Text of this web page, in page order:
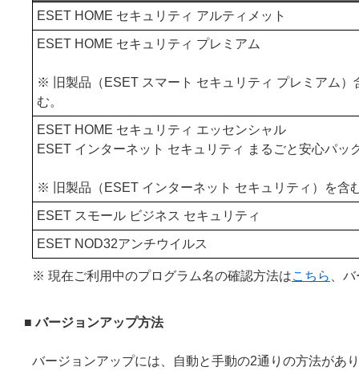
ESET HOME セキュリティ アルティメット
ESET HOME セキュリティ プレミアム
※ 旧製品（ESET スマート セキュリティ プレミアム）
む。
ESET HOME セキュリティ エッセンシャル
ESET インターネット セキュリティ まるごと安心パッ
※ 旧製品（ESET インターネット セキュリティ）を含
ESET スモール ビジネス セキュリティ
ESET NOD32アンチウイルス
※ 現在ご利用中のプログラム名の確認方法はこちら 、
■ バージョンアップ方法
バージョンアップには、自動と手動の2通りの方法があ